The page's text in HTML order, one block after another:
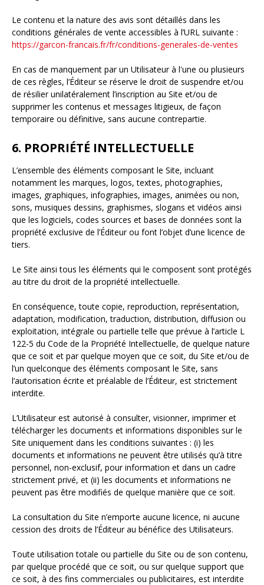
Le contenu et la nature des avis sont détaillés dans les
conditions générales de vente accessibles à l’URL suivante :
https://garcon-francais.fr/fr/conditions-generales-de-ventes
En cas de manquement par un Utilisateur à l'une ou plusieurs
de ces règles, l’Éditeur se réserve le droit de suspendre et/ou
de résilier unilatéralement l’inscription au Site et/ou de
supprimer les contenus et messages litigieux, de façon
temporaire ou définitive, sans aucune contrepartie.
6. PROPRIÉTÉ INTELLECTUELLE
L’ensemble des éléments composant le Site, incluant
notamment les marques, logos, textes, photographies,
images, graphiques, infographies, images, animées ou non,
sons, musiques dessins, graphismes, slogans et vidéos ainsi
que les logiciels, codes sources et bases de données sont la
propriété exclusive de l’Éditeur ou font l’objet d’une licence de
tiers.
Le Site ainsi tous les éléments qui le composent sont protégés
au titre du droit de la propriété intellectuelle.
En conséquence, toute copie, reproduction, représentation,
adaptation, modification, traduction, distribution, diffusion ou
exploitation, intégrale ou partielle telle que prévue à l’article L
122-5 du Code de la Propriété Intellectuelle, de quelque nature
que ce soit et par quelque moyen que ce soit, du Site et/ou de
l’un quelconque des éléments composant le Site, sans
l’autorisation écrite et préalable de l’Éditeur, est strictement
interdite.
L’Utilisateur est autorisé à consulter, visionner, imprimer et
télécharger les documents et informations disponibles sur le
Site uniquement dans les conditions suivantes : (i) les
documents et informations ne peuvent être utilisés qu’à titre
personnel, non-exclusif, pour information et dans un cadre
strictement privé, et (ii) les documents et informations ne
peuvent pas être modifiés de quelque manière que ce soit.
La consultation du Site n’emporte aucune licence, ni aucune
cession des droits de l’Éditeur au bénéfice des Utilisateurs.
Toute utilisation totale ou partielle du Site ou de son contenu,
par quelque procédé que ce soit, ou sur quelque support que
ce soit, à des fins commerciales ou publicitaires, est interdite